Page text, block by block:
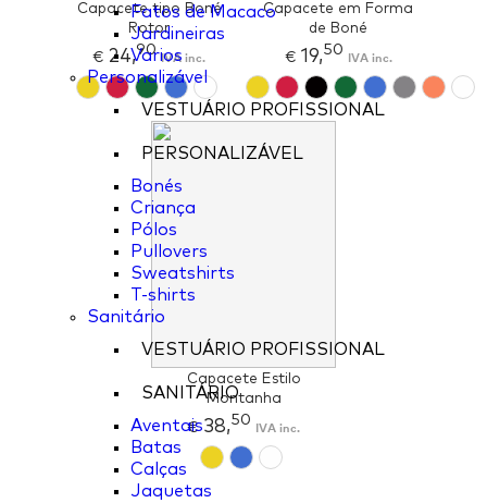
Fatos de Macaco
Jardineiras
Varios
Personalizável
VESTUÁRIO PROFISSIONAL
PERSONALIZÁVEL
Bonés
Criança
Pólos
Pullovers
Sweatshirts
T-shirts
Sanitário
VESTUÁRIO PROFISSIONAL
SANITÁRIO
Aventais
Batas
Calças
Jaquetas
Capacete tipo Boné
Rotor
€ 24,90 IVA inc.
Capacete em Forma
de Boné
€19,50 IVA inc.
Capacete Estilo
Montanha
€38,50 IVA inc.